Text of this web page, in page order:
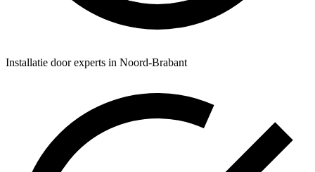
Installatie door experts in Noord-Brabant